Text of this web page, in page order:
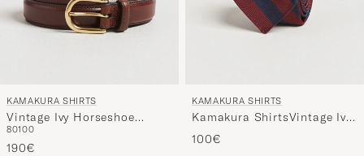
KAMAKURA SHIRTS
Vintage Ivy Horseshoe
80100
190€
KAMAKURA SHIRTS
Kamakura ShirtsVintage Ivy
Regimental Stripe Silk
TieNavy/Burgundy
100€